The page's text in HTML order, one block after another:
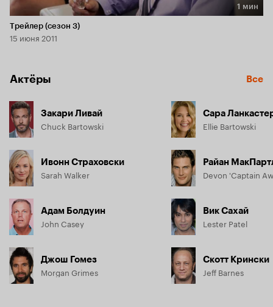
Длительность 1 мин
1 мин
Трейлер (сезон 3)
15 июня 2011
Актёры Все
Закари Ливай
Chuck Bartowski
Ивонн Страховски
Sarah Walker
Адам Болдуин
John Casey
Джош Гомез
Morgan Grimes
Сара
Ellie Bartowski
Райан
Вик Сахай
Lester Patel
Скотт Крински
Jeff Barnes